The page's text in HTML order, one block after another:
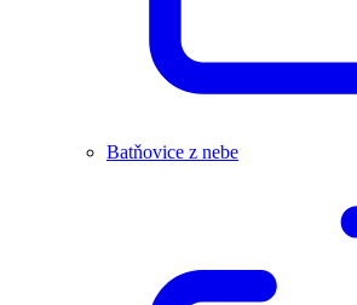
Batňovice z nebe